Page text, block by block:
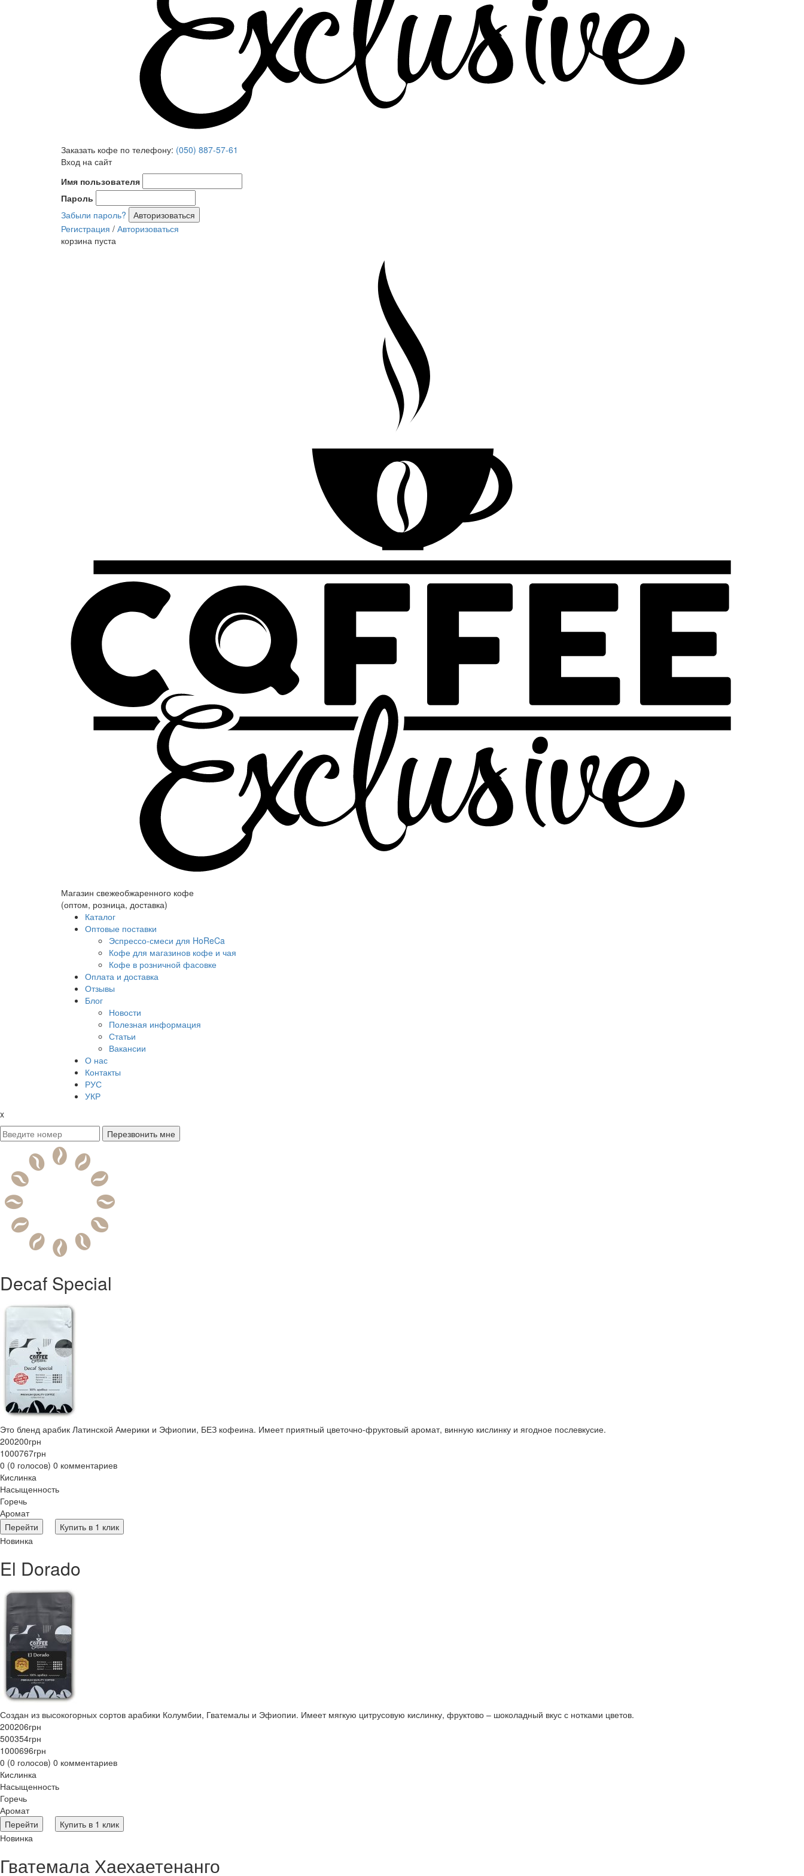
Заказать кофе по телефону: (050) 887-57-61
Вход на сайт
Имя пользователя
Пароль
Забыли пароль?
Регистрация / Авторизоваться
корзина пуста
Магазин свежеобжаренного кофе
(оптом, розница, доставка)
Каталог
Оптовые поставки
Эспрессо-смеси для HoReCa
Кофе для магазинов кофе и чая
Кофе в розничной фасовке
Оплата и доставка
Отзывы
Блог
Новости
Полезная информация
Статьи
Вакансии
О нас
Контакты
РУС
УКР
x
Decaf Special
Это бленд арабик Латинской Америки и Эфиопии, БЕЗ кофеина. Имеет приятный цветочно-фруктовый аромат, винную кислинку и ягодное послевкусие.
200200грн
1000767грн
0 (0 голосов) 0 комментариев
Кислинка
Насыщенность
Горечь
Аромат
Перейти
Купить в 1 клик
Новинка
El Dorado
Создан из высокогорных сортов арабики Колумбии, Гватемалы и Эфиопии. Имеет мягкую цитрусовую кислинку, фруктово – шоколадный вкус с нотками цветов.
200206грн
500354грн
1000696грн
0 (0 голосов) 0 комментариев
Кислинка
Насыщенность
Горечь
Аромат
Перейти
Купить в 1 клик
Новинка
Гватемала Хаехаетенанго